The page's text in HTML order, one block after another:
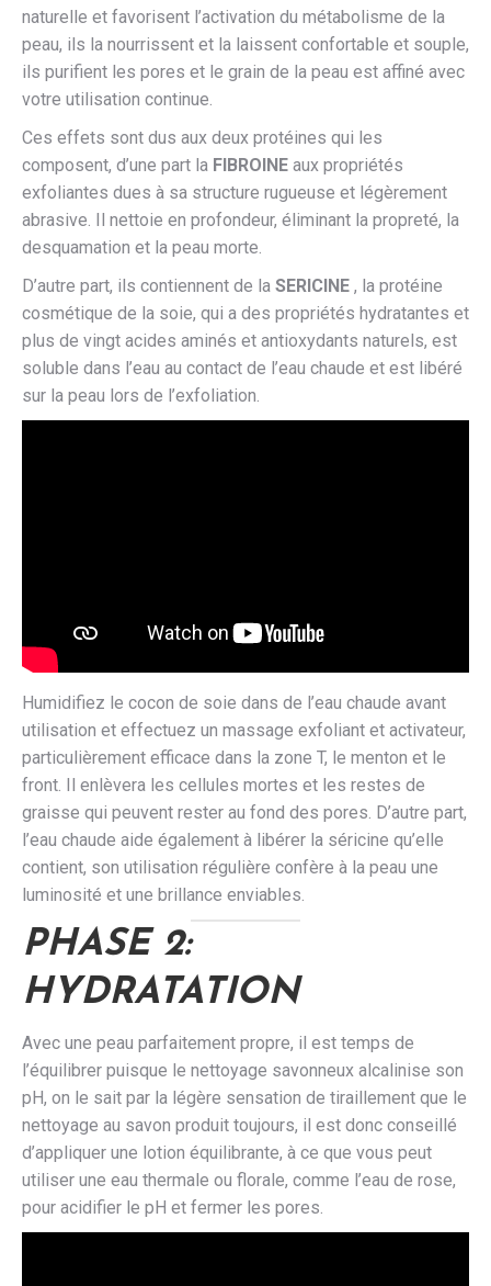
naturelle et favorisent l’activation du métabolisme de la
peau, ils la nourrissent et la laissent confortable et souple,
ils purifient les pores et le grain de la peau est affiné avec
votre utilisation continue.
Ces effets sont dus aux deux protéines qui les
composent, d’une part la FIBROINE aux propriétés
exfoliantes dues à sa structure rugueuse et légèrement
abrasive. Il nettoie en profondeur, éliminant la propreté, la
desquamation et la peau morte.
D’autre part, ils contiennent de la SERICINE , la protéine
cosmétique de la soie, qui a des propriétés hydratantes et
plus de vingt acides aminés et antioxydants naturels, est
soluble dans l’eau au contact de l’eau chaude et est libéré
sur la peau lors de l’exfoliation.
Humidifiez le cocon de soie dans de l’eau chaude avant
utilisation et effectuez un massage exfoliant et activateur,
particulièrement efficace dans la zone T, le menton et le
front. Il enlèvera les cellules mortes et les restes de
graisse qui peuvent rester au fond des pores. D’autre part,
l’eau chaude aide également à libérer la séricine qu’elle
contient, son utilisation régulière confère à la peau une
luminosité et une brillance enviables.
PHASE 2:
HYDRATATION
Avec une peau parfaitement propre, il est temps de
l’équilibrer puisque le nettoyage savonneux alcalinise son
pH, on le sait par la légère sensation de tiraillement que le
nettoyage au savon produit toujours, il est donc conseillé
d’appliquer une lotion équilibrante, à ce que vous peut
utiliser une eau thermale ou florale, comme l’eau de rose,
pour acidifier le pH et fermer les pores.